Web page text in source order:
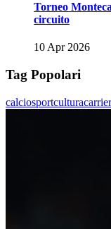
Torneo
circuito
10 Apr 2026
Tag Popolari
calciosportcultura